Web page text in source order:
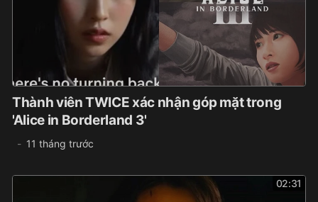
Thành viên TWICE xác nhận góp mặt trong
'Alice in Borderland 3'
11 tháng trước
02:31